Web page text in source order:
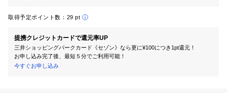
取得予定ポイント数： 29 pt
提携クレジットカードで還元率UP
三井ショッピングパークカード《セゾン》なら更に¥100につき1pt還元！
お申し込み完了後、最短５分でご利用可能！
今すぐお申し込み